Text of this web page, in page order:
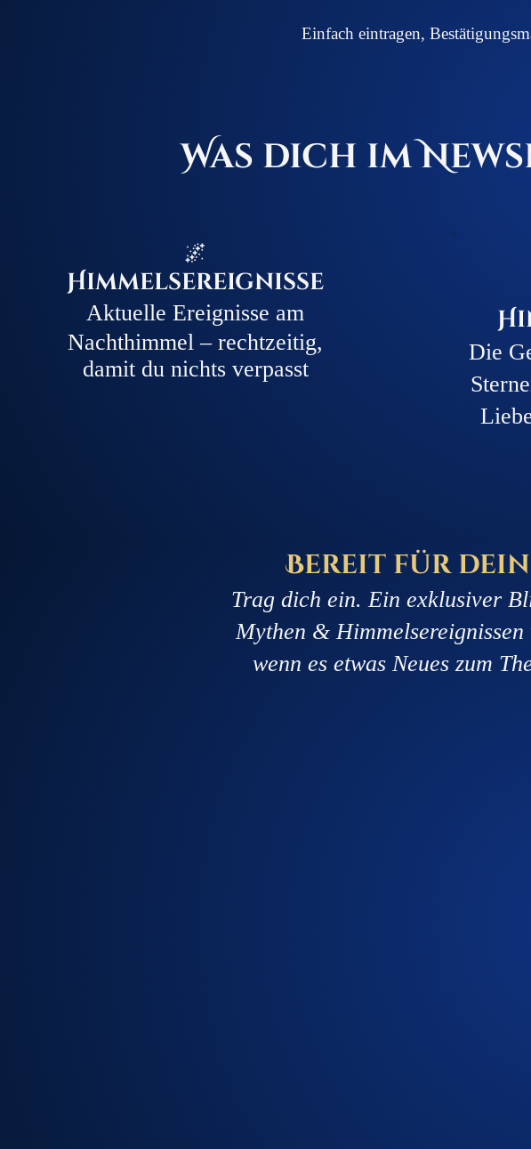
Einfach eintragen,
Was dich im
🌌
Himmelsereignisse
Aktuelle Ereignisse am
Nachthimmel – rechtzeitig,
damit du nichts verpasst
Die
Bereit für
Trag dich ein. Ein exklusiver
Mythen &
wenn es etwas Neues zum